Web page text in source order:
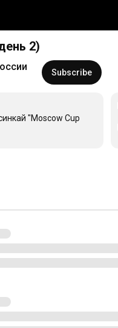
2)
Subscribe
"Moscow Cup